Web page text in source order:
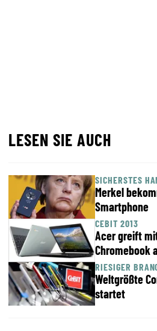
LESEN SIE AUCH
SICHERSTES
Merkel
Smartphone
CEBIT 2013
Acer greift
Chromebook
RIESIGER
Weltgrößte
startet